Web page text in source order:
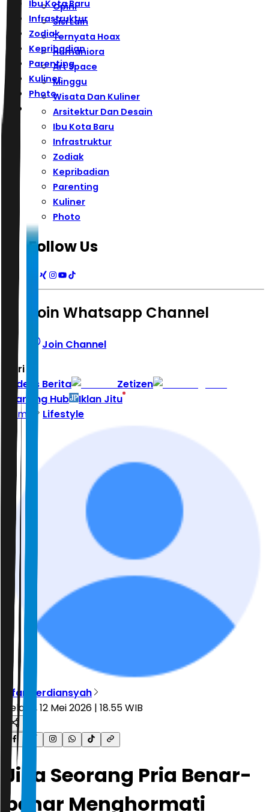
Ibu Kota Baru
Infrastruktur
Zodiak
Kepribadian
Parenting
Kuliner
Photo
Opini
Sisi Lain
Ternyata Hoax
Humaniora
Art Space
Minggu
Wisata Dan Kuliner
Arsitektur Dan Desain
Ibu Kota Baru
Infrastruktur
Zodiak
Kepribadian
Parenting
Kuliner
Photo
Follow Us
Join Whatsapp Channel
Join Channel
Hari ini
Indeks Berita
Zetizen
Learning Hub
Iklan Jitu
Home
Lifestyle
Irfan Ferdiansyah
Selasa, 12 Mei 2026 | 18.55 WIB
Jika Seorang Pria Benar-
benar Menghormati